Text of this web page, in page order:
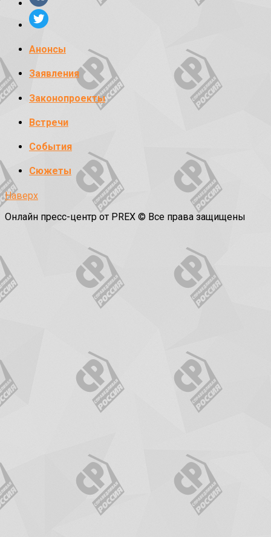
Анонсы
Заявления
Законопроекты
Встречи
События
Сюжеты
Наверх
Онлайн пресс-центр от PREX © Все права защищены